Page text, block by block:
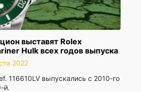
выставят Rolex
Hulk всех годов выпуска
2022
116610LV выпускались с 2010-го
й.